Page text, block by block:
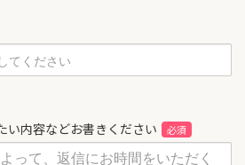
い内容などお書きください